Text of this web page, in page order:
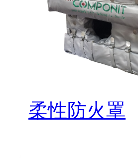
柔性防火罩